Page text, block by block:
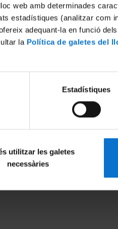
web amb determinades
estadístiques (analitzar com
adequant-la en funció
la Política de galetes del
Estadístiques
utilitzar les galetes
necessàries
1